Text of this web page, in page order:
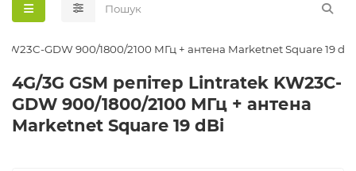
GDW 900/1800/2100 МГц + антена Marketnet Square 19 dBi
4G/3G GSM репітер Lintratek KW23C-
GDW 900/1800/2100 МГц + антена
Marketnet Square 19 dBi